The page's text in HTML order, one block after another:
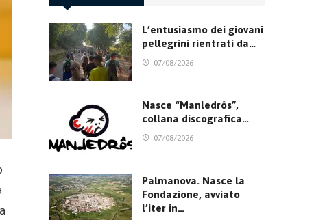
L’entusiasmo dei giovani
pellegrini rientrati da…
07/08/2026
Nasce “Manledrôs”,
collana discografica…
07/08/2026
Palmanova. Nasce la
Fondazione, avviato
l’iter in…